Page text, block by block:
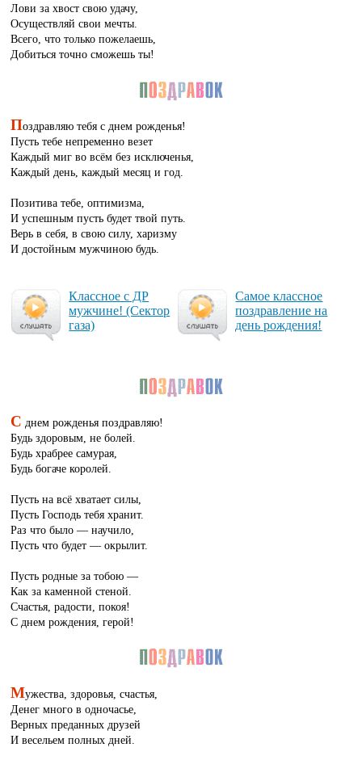
Лови за хвост свою удачу,
Осуществляй свои мечты.
Всего, что только пожелаешь,
Добиться точно сможешь ты!
Поздравляю тебя с днем рожденья!
Пусть тебе непременно везет
Каждый миг во всём без исключенья,
Каждый день, каждый месяц и год.
Позитива тебе, оптимизма,
И успешным пусть будет твой путь.
Верь в себя, в свою силу, харизму
И достойным мужчиною будь.
Клас­сное с ДР
муж­чи­не! (Сек­тор
га­за)
Са­мое клас­сное
поз­драв­ле­ние на
день рож­де­ния!
С днем рожденья поздравляю!
Будь здоровым, не болей.
Будь храбрее самурая,
Будь богаче королей.
Пусть на всё хватает силы,
Пусть Господь тебя хранит.
Раз что было — научило,
Пусть что будет — окрылит.
Пусть родные за тобою —
Как за каменной стеной.
Счастья, радости, покоя!
С днем рождения, герой!
Мужества, здоровья, счастья,
Денег много в одночасье,
Верных преданных друзей
И весельем полных дней.